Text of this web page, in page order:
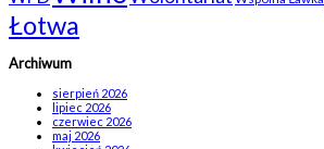
Łotwa
Archiwum
sierpień 2026
lipiec 2026
czerwiec 2026
maj 2026